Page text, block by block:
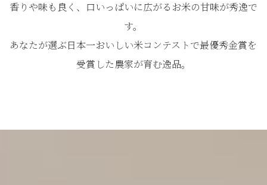
香りや味も良く、口いっぱいに広がるお米の甘味が秀逸で
す。
あなたが選ぶ日本一おいしい米コンテストで最優秀金賞を
受賞した農家が育む逸品。